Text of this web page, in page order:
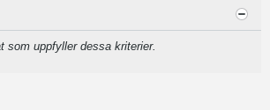
som uppfyller dessa kriterier.